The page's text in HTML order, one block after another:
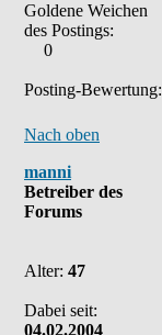
Goldene Weichen
des Postings:
0
Posting-Bewertung:
Nach oben
manni
Betreiber des
Forums
Alter: 47
Dabei seit:
04.02.2004